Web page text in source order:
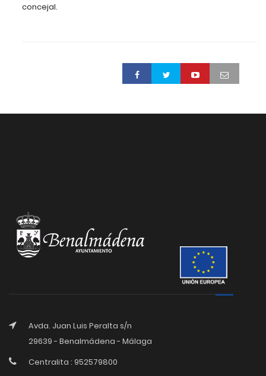
concejal.
Avda. Juan Luis Peralta s/n
29639 - Benalmádena - Málaga
Centralita : 952579800